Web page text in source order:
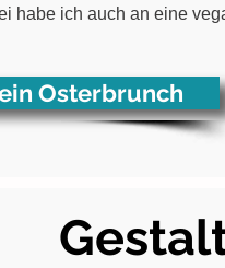
habe ich auch an eine
Osterbrunch